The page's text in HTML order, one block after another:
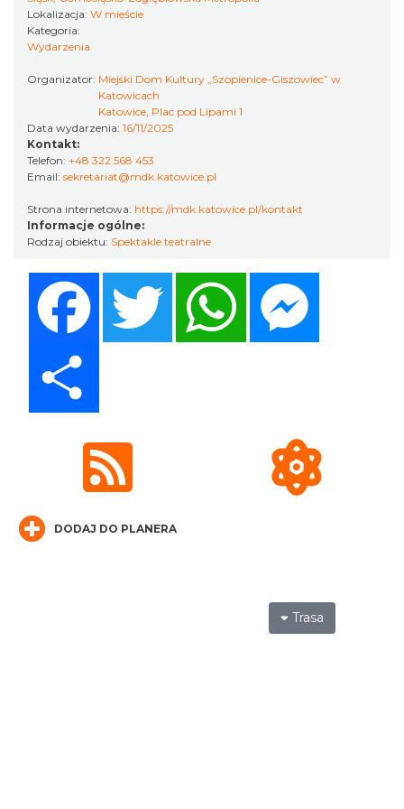
Kult – Pomarańczowa Trasa 2026
Katowice
5.16 km
Myslovitz - Sentymentalny powrót do lat
Katowice
5.16 km
Lokalizacja: W mieście
Kategoria:
Wydarzenia
Organizator: Miejski Dom Kultury „Szopienice-Giszowiec” w
Katowicach
Katowice, Plac pod Lipami 1
Data wydarzenia: 16/11/2025
Kontakt:
Telefon: +48 322 568 453
Email: sekretariat@mdk.katowice.pl
Strona internetowa: https://mdk.katowice.pl/kontakt
Informacje ogólne:
Rodzaj obiektu: Spektakle teatralne
Twitter WhatsApp
DODAJ DO PLANERA
Trasa